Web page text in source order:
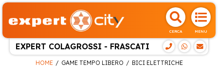
CERCA MENU
EXPERT COLAGROSSI - FRASCATI
HOME GAME TEMPO LIBERO BICI ELETTRICHE